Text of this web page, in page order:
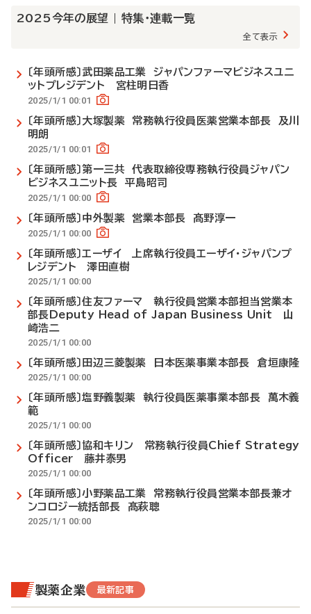
2025今年の展望 | 特集・連載一覧
全て表示
〔年頭所感〕武田薬品工業 ジャパンファーマビジネスユニ
ットプレジデント 宮柱明日香
2025/1/1 00:01
〔年頭所感〕大塚製薬 常務執行役員医薬営業本部長 及川
明朗
2025/1/1 00:01
〔年頭所感〕第一三共 代表取締役専務執行役員ジャパン
ビジネスユニット長 平島昭司
2025/1/1 00:00
〔年頭所感〕中外製薬 営業本部長 髙野淳一
2025/1/1 00:00
〔年頭所感〕エーザイ 上席執行役員エーザイ・ジャパンプ
レジデント 澤田直樹
2025/1/1 00:00
〔年頭所感〕住友ファーマ 執行役員営業本部担当営業本
部長Deputy Head of Japan Business Unit 山
崎浩二
2025/1/1 00:00
〔年頭所感〕田辺三菱製薬 日本医薬事業本部長 倉垣康隆
2025/1/1 00:00
〔年頭所感〕塩野義製薬 執行役員医薬事業本部長 萬木義
範
2025/1/1 00:00
〔年頭所感〕協和キリン 常務執行役員Chief Strategy
Officer 藤井泰男
2025/1/1 00:00
〔年頭所感〕小野薬品工業 常務執行役員営業本部長兼オ
ンコロジー統括部長 髙萩聰
2025/1/1 00:00
製薬企業 最新記事